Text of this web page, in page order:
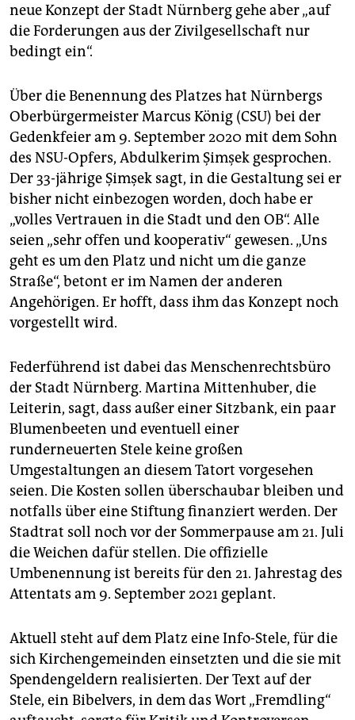
neue Konzept der Stadt Nürnberg gehe aber „auf
die Forderungen aus der Zivilgesellschaft nur
bedingt ein“.
Über die Benennung des Platzes hat Nürnbergs
Oberbürgermeister Marcus König (CSU) bei der
Gedenkfeier am 9. September 2020 mit dem Sohn
des NSU-Opfers, Abdulkerim Şimşek gesprochen.
Der 33-jährige Şimşek sagt, in die Gestaltung sei er
bisher nicht einbezogen worden, doch habe er
„volles Vertrauen in die Stadt und den OB“. Alle
seien „sehr offen und kooperativ“ gewesen. „Uns
geht es um den Platz und nicht um die ganze
Straße“, betont er im Namen der anderen
Angehörigen. Er hofft, dass ihm das Konzept noch
vorgestellt wird.
Federführend ist dabei das Menschenrechtsbüro
der Stadt Nürnberg. Martina Mittenhuber, die
Leiterin, sagt, dass außer einer Sitzbank, ein paar
Blumenbeeten und eventuell einer
runderneuerten Stele keine großen
Umgestaltungen an diesem Tatort vorgesehen
seien. Die Kosten sollen überschaubar bleiben und
notfalls über eine Stiftung finanziert werden. Der
Stadtrat soll noch vor der Sommerpause am 21. Juli
die Weichen dafür stellen. Die offizielle
Umbenennung ist bereits für den 21. Jahrestag des
Attentats am 9. September 2021 geplant.
Aktuell steht auf dem Platz eine Info-Stele, für die
sich Kirchengemeinden einsetzten und die sie mit
Spendengeldern realisierten. Der Text auf der
Stele, ein Bibelvers, in dem das Wort „Fremdling“